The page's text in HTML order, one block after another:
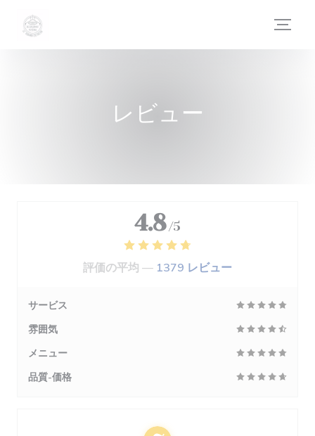
レビュー
4.8 /5
評価の平均 — 1379 レビュー
サービス
雰囲気
メニュー
品質-価格